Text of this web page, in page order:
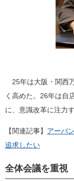
25年は大阪・関西
く高めた。26年は自
に、意識改革に注力す
【関連記事】 アーバ
追求したい
全体会議を重視